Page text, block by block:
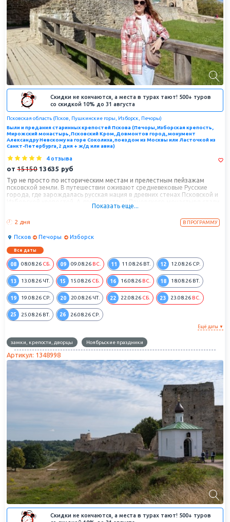
Скидки не кончаются, а места в турах тают! 500+ туров
со скидкой 10% до 31 августа
Псковская область (Псков, Пушкинские горы, Изборск, Печоры)
Были и предания старинных крепостей Пскова (Печоры, Изборская крепость,
Мирожский монастырь, Псковский Кром, Довмонтов город, монумент
Александру Невскому на горе Соколиха, поездом из Москвы или Ласточкой из
Санкт-Петербурга, 2 дня + ж/д или авиа)
4 отзыва
от 15150 13635 руб
Тур не просто по историческим местам и прелестным пейзажам
псковской земли. В путешествии оживают средневековые Русские
города, где зарождалась русская нация в древних стенах Псковской и
символами славы, мудрости и веры наших предков.
Показать еще...
2 дня В ПРОГРАММУ
Псков Печоры Изборск
Все даты
08 08.08.26 СБ. 09 09.08.26 ВС. 11 11.08.26 ВТ. 12 12.08.26 СР.
13 13.08.26 ЧТ. 15 15.08.26 СБ. 16 16.08.26 ВС. 18 18.08.26 ВТ.
19 19.08.26 СР. 20 20.08.26 ЧТ. 22 22.08.26 СБ. 23 23.08.26 ВС.
25 25.08.26 ВТ. 26 26.08.26 СР.
Ещё даты ▼
замки, крепости, дворцы Ноябрьские праздники
Артикул: 1348998
Скидки не кончаются, а места в турах тают! 500+ туров